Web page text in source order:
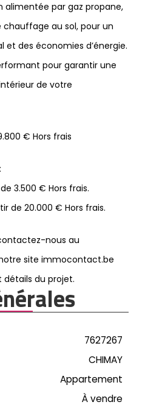
alimentée par gaz propane,
au sol, pour un
des économies d’énergie.
pour garantir une
de votre
€ Hors frais
3.500 € Hors frais.
de 20.000 € Hors frais.
nous au
site immocontact.be
détails du projet.
7627267
CHIMAY
Appartement
À vendre